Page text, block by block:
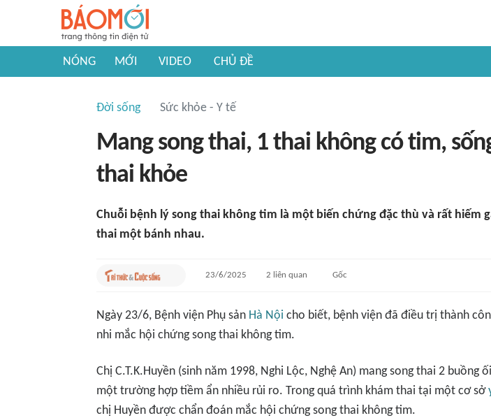
NÓNG MỚI VIDEO CHỦ ĐỀ
Đời sống Sức khỏe - Y tế
Mang song thai, 1 thai không có tim,
thai khỏe
Chuỗi bệnh lý song thai không tim là một biến chứng đặc thù và rất hiếm
thai một bánh nhau.
23/6/2025 2 liên quan Gốc
Ngày 23/6, Bệnh viện Phụ sản Hà Nội cho biết, bệnh viện đã điều trị thành
nhi mắc hội chứng song thai không tim.
Chị C.T.K.Huyền (sinh năm 1998, Nghi Lộc, Nghệ An) mang song thai 2 buồng
một trường hợp tiềm ẩn nhiều rủi ro. Trong quá trình khám thai tại một cơ sở
chị Huyền được chẩn đoán mắc hội chứng song thai không tim.